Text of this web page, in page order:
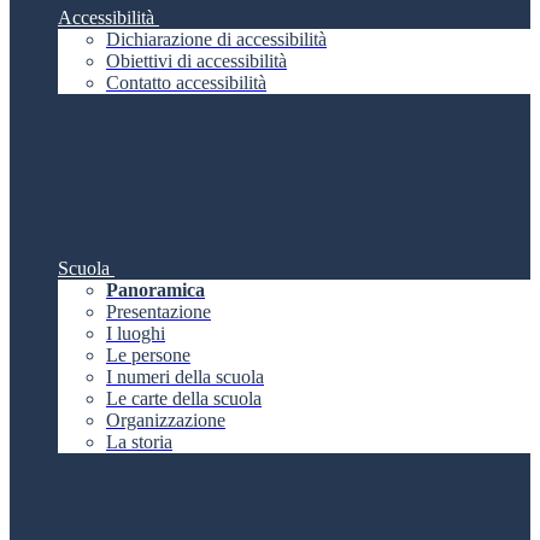
Accessibilità
Dichiarazione di accessibilità
Obiettivi di accessibilità
Contatto accessibilità
Scuola
Panoramica
Presentazione
I luoghi
Le persone
I numeri della scuola
Le carte della scuola
Organizzazione
La storia